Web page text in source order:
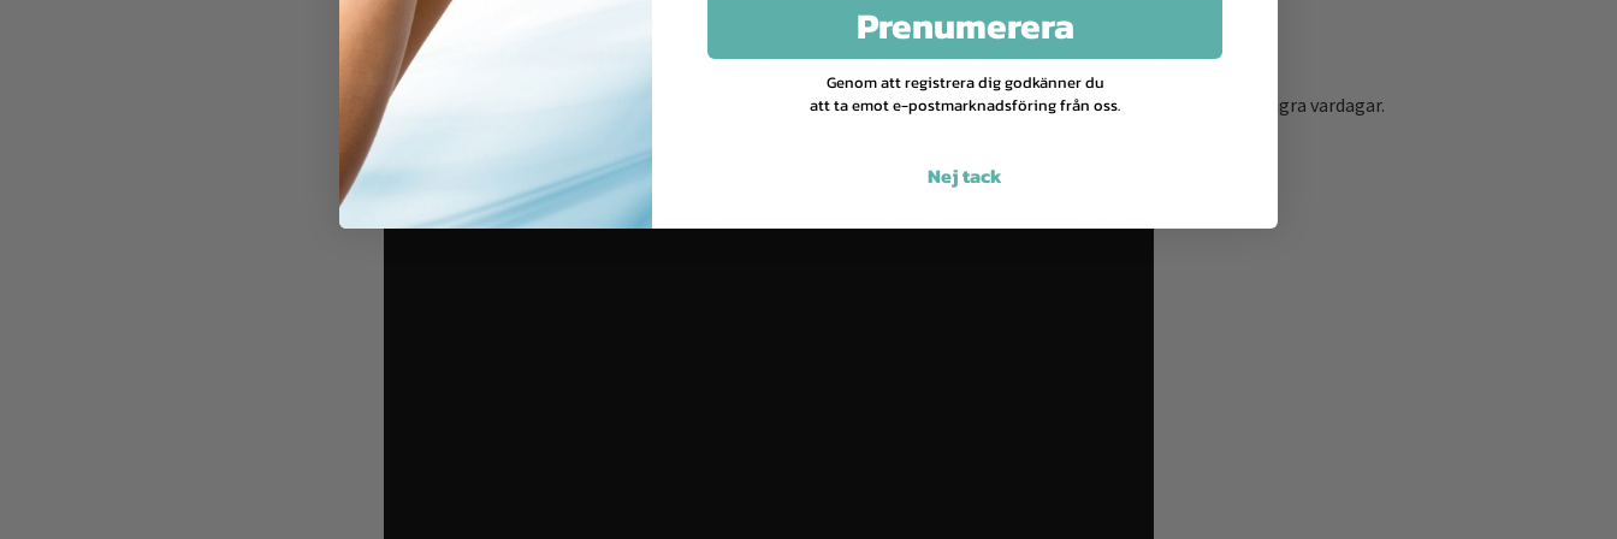
Klimatsmart val – hållbar produktion och lång livscykel gör skorna till ett mer ansvarsfullt val.
– varje par lever upp till höga standarder för slitstyrka och komfort.
– du slipper vänta länge på leveransen och kan prova hemma inom några vardagar.
Yttersula: Greppvänlig gummi, Innersula: EVA-skum, Övrigt material: skum, polyester, PU-läder
Prenumerera
Genom att registrera dig godkänner du
att ta emot e-postmarknadsföring från oss.
Nej tack